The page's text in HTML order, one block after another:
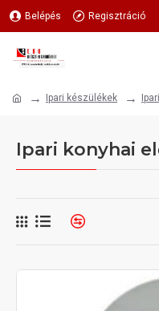
Belépés Regisztráció
Ipari készülékek
Ipari konyhai